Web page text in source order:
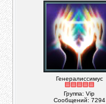
Генералиссимус
Группа: Vip
Сообщений: 7294